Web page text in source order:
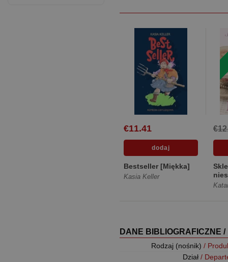
€11.41
Bestseller [Miękka]
Kasia Keller
DANE BIBLIOGRAFICZNE
Rodzaj (nośnik) /
Dział /